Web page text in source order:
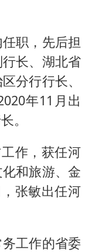
职，先后担
长、湖北省
分行行长、
年11月出
。
作，获任河
和旅游、金
张敏出任河
工作的省委